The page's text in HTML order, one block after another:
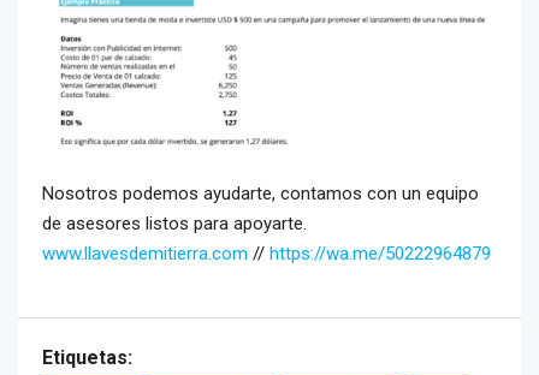
Nosotros podemos ayudarte, contamos con un equipo
de asesores listos para apoyarte.
www.llavesdemitierra.com // https://wa.me/50222964879
Etiquetas: